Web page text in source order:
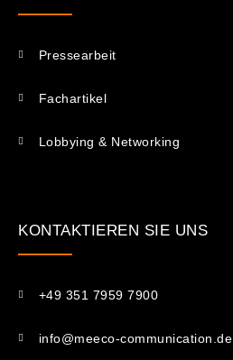
Pressearbeit
Fachartikel
Lobbying & Networking
KONTAKTIEREN SIE UNS​
+49 351 7959 7900
info@meeco-communication.de